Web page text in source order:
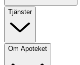
Tjänster
Om Apoteket